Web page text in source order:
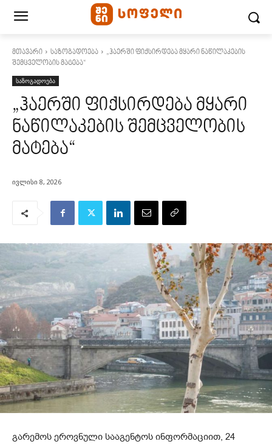
მთავარი საზოგადოება
„ჰაერში ფიქსირდება მყარი ნაწილაკების
შემცველობის მატება“
საზოგადოება
„ჰაერში ფიქსირდება მყარი
ნაწილაკების შემცველობის
მატება“
ივლისი 8, 2026
გარემოს ეროვნული სააგენტოს ინფორმაციით, 24